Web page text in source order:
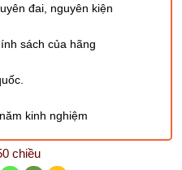
đai, nguyên kiện
sách của hãng
kinh nghiệm
chiều